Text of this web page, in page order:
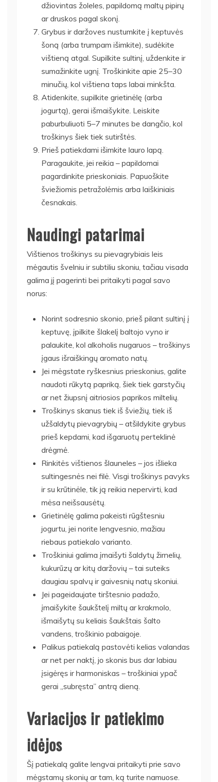
džiovintas žoleles, papildomą maltų pipirų
ar druskos pagal skonį.
Grybus ir daržoves nustumkite į keptuvės
šoną (arba trumpam išimkite), sudėkite
vištieną atgal. Supilkite sultinį, uždenkite ir
sumažinkite ugnį. Troškinkite apie 25–30
minučių, kol vištiena taps labai minkšta.
Atidenkite, supilkite grietinėlę (arba
jogurtą), gerai išmaišykite. Leiskite
paburbuliuoti 5–7 minutes be dangčio, kol
troškinys šiek tiek sutirštės.
Prieš patiekdami išimkite lauro lapą.
Paragaukite, jei reikia – papildomai
pagardinkite prieskoniais. Papuoškite
šviežiomis petražolėmis arba laiškiniais
česnakais.
Naudingi patarimai
Vištienos troškinys su pievagrybiais leis
mėgautis švelniu ir subtiliu skoniu, tačiau visada
galima jį pagerinti bei pritaikyti pagal savo
norus:
Norint sodresnio skonio, prieš pilant sultinį į
keptuvę, įpilkite šlakelį baltojo vyno ir
palaukite, kol alkoholis nugaruos – troškinys
įgaus išraiškingų aromato natų.
Jei mėgstate ryškesnius prieskonius, galite
naudoti rūkytą papriką, šiek tiek garstyčių
ar net žiupsnį aitriosios paprikos miltelių.
Troškinys skanus tiek iš šviežių, tiek iš
užšaldytų pievagrybių – atšildykite grybus
prieš kepdami, kad išgaruotų perteklinė
drėgmė.
Rinkitės vištienos šlauneles – jos išlieka
sultingesnės nei filė. Visgi troškinys pavyks
ir su krūtinėle, tik ją reikia nepervirti, kad
mėsa neišsausėtų.
Grietinėlę galima pakeisti rūgštesniu
jogurtu, jei norite lengvesnio, mažiau
riebaus patiekalo varianto.
Troškiniui galima įmaišyti šaldytų žirnelių,
kukurūzų ar kitų daržovių – tai suteiks
daugiau spalvų ir gaivesnių natų skoniui.
Jei pageidaujate tirštesnio padažo,
įmaišykite šaukštelį miltų ar krakmolo,
išmaišytų su keliais šaukštais šalto
vandens, troškinio pabaigoje.
Palikus patiekalą pastovėti kelias valandas
ar net per naktį, jo skonis bus dar labiau
įsigėręs ir harmoniskas – troškiniai ypač
gerai „subręsta” antrą dieną.
Variacijos ir patiekimo
idėjos
Šį patiekalą galite lengvai pritaikyti prie savo
mėgstamų skonių ar tam, ką turite namuose.